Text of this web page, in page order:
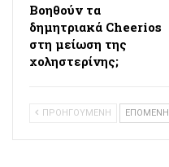
Βοηθούν τα
δημητριακά Cheerios
στη μείωση της
χοληστερίνης;
ΠΡΟΗΓΟΥΜΕΝΗ ΕΠΟΜΕΝΗ